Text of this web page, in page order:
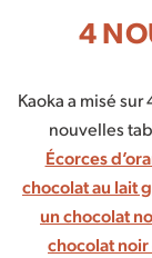
4
Kaoka a misé
nouvelles
Écorces
chocolat au lait
un chocolat
chocolat